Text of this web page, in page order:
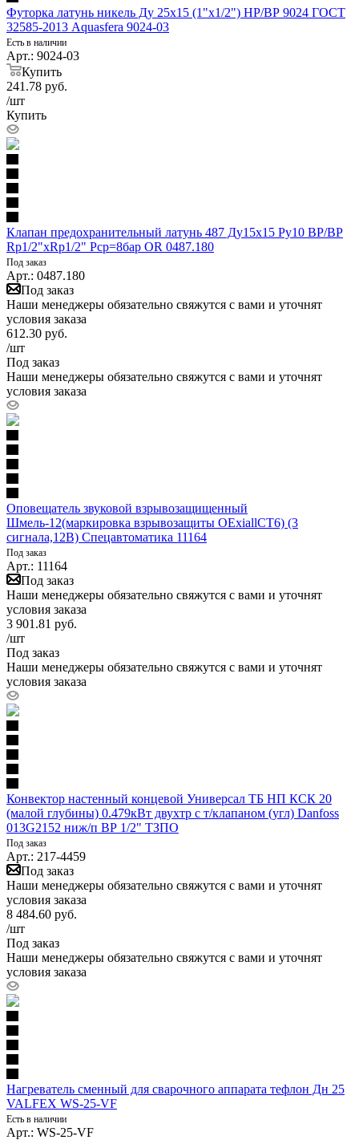
Футорка латунь никель Ду 25х15 (1"х1/2") НР/ВР 9024 ГОСТ
32585-2013 Aquasfera 9024-03
Есть в наличии
Арт.: 9024-03
Купить
241.78 руб.
/шт
Купить
Клапан предохранительный латунь 487 Ду15х15 Ру10 ВР/ВР
Rp1/2"хRp1/2" Рср=8бар OR 0487.180
Под заказ
Арт.: 0487.180
Под заказ
Наши менеджеры обязательно свяжутся с вами и уточнят
условия заказа
612.30 руб.
/шт
Под заказ
Наши менеджеры обязательно свяжутся с вами и уточнят
условия заказа
Оповещатель звуковой взрывозащищенный
Шмель-12(маркировка взрывозащиты OExiallCT6) (3
сигнала,12В) Спецавтоматика 11164
Под заказ
Арт.: 11164
Под заказ
Наши менеджеры обязательно свяжутся с вами и уточнят
условия заказа
3 901.81 руб.
/шт
Под заказ
Наши менеджеры обязательно свяжутся с вами и уточнят
условия заказа
Конвектор настенный концевой Универсал ТБ НП КСК 20
(малой глубины) 0.479кВт двухтр с т/клапаном (угл) Danfoss
013G2152 ниж/п ВР 1/2" ТЗПО
Под заказ
Арт.: 217-4459
Под заказ
Наши менеджеры обязательно свяжутся с вами и уточнят
условия заказа
8 484.60 руб.
/шт
Под заказ
Наши менеджеры обязательно свяжутся с вами и уточнят
условия заказа
Нагреватель сменный для сварочного аппарата тефлон Дн 25
VALFEX WS-25-VF
Есть в наличии
Арт.: WS-25-VF